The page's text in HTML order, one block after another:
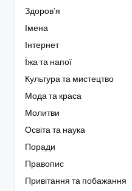
Здоров’я
Імена
Інтернет
Їжа та напої
Культура та мистецтво
Мода та краса
Молитви
Освіта та наука
Поради
Правопис
Привітання та побажання